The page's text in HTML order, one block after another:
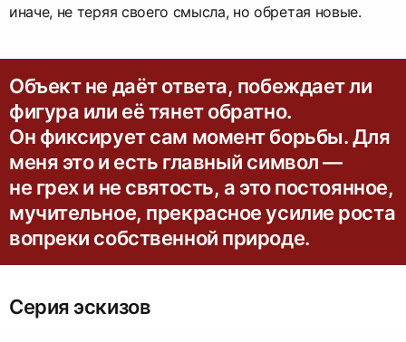
иначе, не теряя своего смысла, но обретая новые.
Объект не даёт ответа, побеждает ли
фигура или её тянет обратно.
Он фиксирует сам момент борьбы. Для
меня это и есть главный символ —
не грех и не святость, а это постоянное,
мучительное, прекрасное усилие роста
вопреки собственной природе.
Серия эскизов